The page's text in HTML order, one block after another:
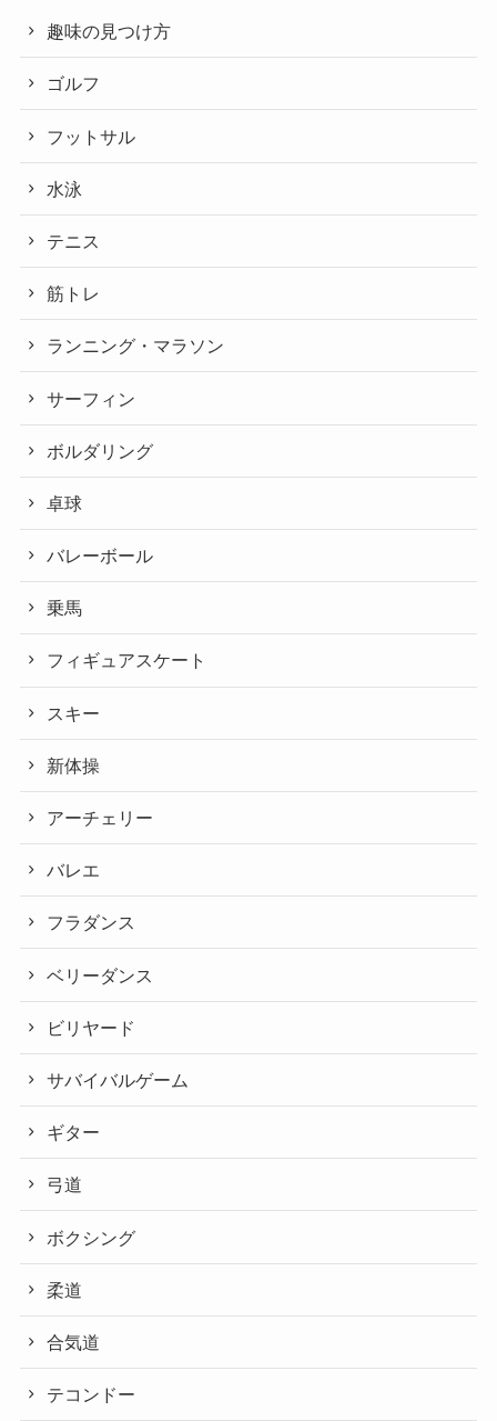
趣味の見つけ方
ゴルフ
フットサル
水泳
テニス
筋トレ
ランニング・マラソン
サーフィン
ボルダリング
卓球
バレーボール
乗馬
フィギュアスケート
スキー
新体操
アーチェリー
バレエ
フラダンス
ベリーダンス
ビリヤード
サバイバルゲーム
ギター
弓道
ボクシング
柔道
合気道
テコンドー